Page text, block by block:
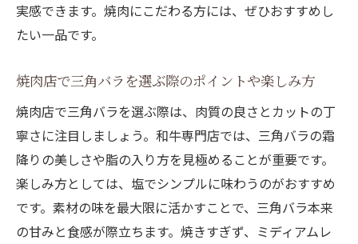
実感できます。焼肉にこだわる方には、ぜひおすすめし
たい一品です。
焼肉店で三角バラを選ぶ際のポイントや楽しみ方
焼肉店で三角バラを選ぶ際は、肉質の良さとカットの丁
寧さに注目しましょう。和牛専門店では、三角バラの霜
降りの美しさや脂の入り方を見極めることが重要です。
楽しみ方としては、塩でシンプルに味わうのがおすすめ
です。素材の味を最大限に活かすことで、三角バラ本来
の甘みと食感が際立ちます。焼きすぎず、ミディアムレ